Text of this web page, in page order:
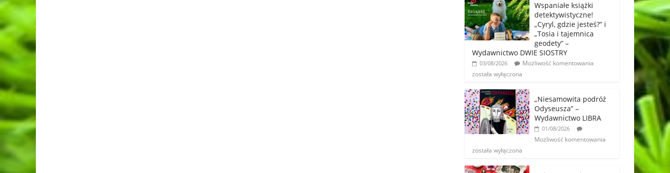
Wspaniałe książki
detektywistyczne!
„Cyryl, gdzie jesteś?” i
„Tosia i tajemnica
geodety” –
Wydawnictwo DWIE SIOSTRY
03/08/2026
Możliwość komentowania
została wyłączona
„Niesamowita podróż
Odyseusza” –
Wydawnictwo LIBRA
01/08/2026
Możliwość komentowania
została wyłączona